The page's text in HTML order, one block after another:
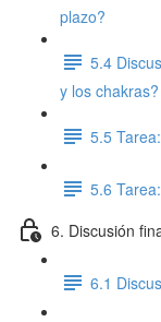
plazo?
5.4
y los chakras?
5.5
5.6
6. Discusión
6.1